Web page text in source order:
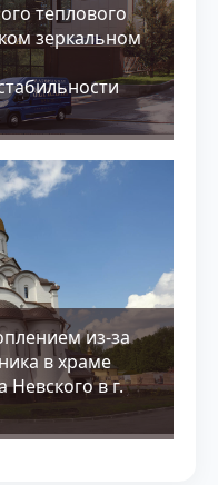
теплового
зеркальном
из-за
в храме
Невского в г.